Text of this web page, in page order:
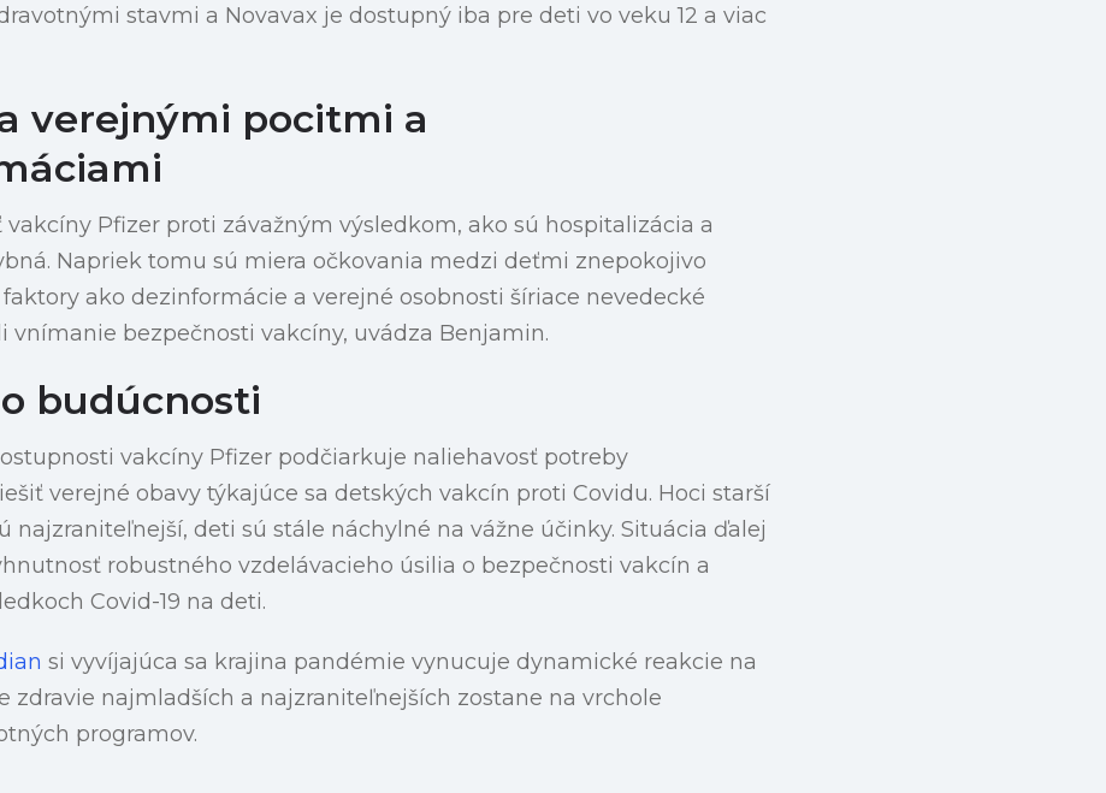
stavmi a Novavax je dostupný iba pre deti vo veku 12 a viac
verejnými pocitmi a
vakcíny Pfizer proti závažným výsledkom, ako sú hospitalizácia a
Napriek tomu sú miera očkovania medzi deťmi znepokojivo
ako dezinformácie a verejné osobnosti šíriace nevedecké
vnímanie bezpečnosti vakcíny, uvádza Benjamin.
budúcnosti
vakcíny Pfizer podčiarkuje naliehavosť potreby
verejné obavy týkajúce sa detských vakcín proti Covidu. Hoci starší
najzraniteľnejší, deti sú stále náchylné na vážne účinky. Situácia ďalej
robustného vzdelávacieho úsilia o bezpečnosti vakcín a
Covid-19 na deti.
si vyvíjajúca sa krajina pandémie vynucuje dynamické reakcie na
zdravie najmladších a najzraniteľnejších zostane na vrchole
programov.